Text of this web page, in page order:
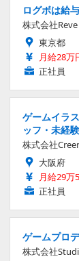
ログボは給
株式会社Reve
東京都
月給28万
正社員
ゲームイラ
ッフ・未経
株式会社Creer
大阪府
月給29万
正社員
ゲームプロ
株式会社